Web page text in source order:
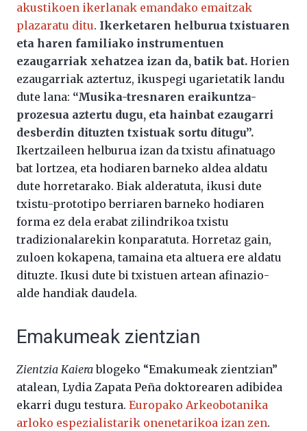
akustikoen ikerlanak emandako emaitzak
plazaratu ditu. Ikerketaren helburua txistuaren
eta haren familiako instrumentuen
ezaugarriak xehatzea izan da, batik bat. Horien
ezaugarriak aztertuz, ikuspegi ugarietatik landu
dute lana: “Musika-tresnaren eraikuntza-
prozesua aztertu dugu, eta hainbat ezaugarri
desberdin dituzten txistuak sortu ditugu”.
Ikertzaileen helburua izan da txistu afinatuago
bat lortzea, eta hodiaren barneko aldea aldatu
dute horretarako. Biak alderatuta, ikusi dute
txistu-prototipo berriaren barneko hodiaren
forma ez dela erabat zilindrikoa txistu
tradizionalarekin konparatuta. Horretaz gain,
zuloen kokapena, tamaina eta altuera ere aldatu
dituzte. Ikusi dute bi txistuen artean afinazio-
alde handiak daudela.
Emakumeak zientzian
Zientzia Kaierablogeko “Emakumeak zientzian”
atalean, Lydia Zapata Peña doktorearen adibidea
ekarri dugu testura. Europako Arkeobotanika
arloko espezialistarik onenetarikoa izan zen.